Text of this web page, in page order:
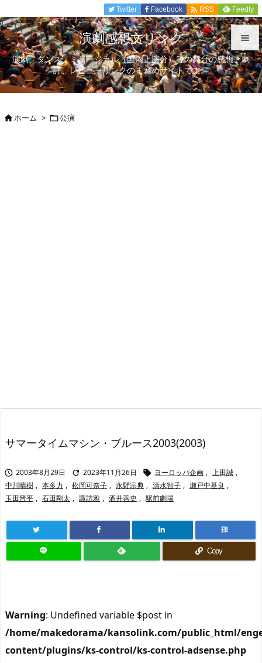


メニュ

Twitter Facebook  RSS Feedly
演劇感想文リンク
演劇、ダンス、ミュージカル（国内上演分）等の舞台の感想、劇
評、レビューリンクのまとめサイトです。
ホーム > 公演
サマータイムマシン・ブルース2003(2003)
 2003年8月29日  2023年11月26日  ヨーロッパ企画 , 上田誠 ,
中川晴樹 , 本多力 , 松岡可奈子 , 永野宗典 , 清水智子 , 瀬戸中基良 ,
玉田晋平 , 石田剛太 , 諏訪雅 , 酒井善史 , 駅前劇場
B!
Copy
Warning: Undefined variable $post in
/home/makedorama/kansolink.com/public_html/
content/plugins/ks-control/ks-control-adsense.php